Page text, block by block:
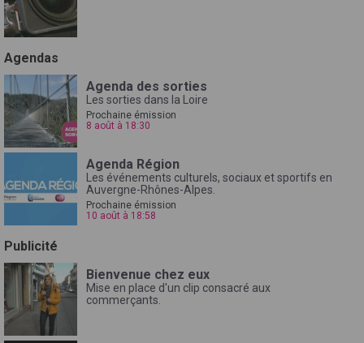
Agendas
Agenda des sorties
Les sorties dans la Loire
Prochaine émission
8 août à 18:30
Agenda Région
Les événements culturels, sociaux et sportifs en
Auvergne-Rhônes-Alpes.
Prochaine émission
10 août à 18:58
Publicité
Bienvenue chez eux
Mise en place d'un clip consacré aux
commerçants.